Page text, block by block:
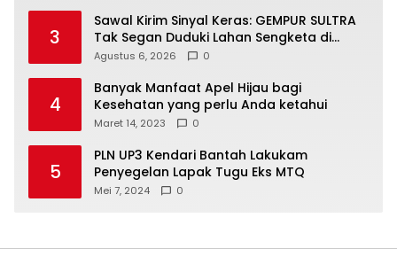
3
Sawal Kirim Sinyal Keras: GEMPUR SULTRA
Tak Segan Duduki Lahan Sengketa di
Puuwatu
Agustus 6, 2026 0
4
Banyak Manfaat Apel Hijau bagi
Kesehatan yang perlu Anda ketahui
Maret 14, 2023 0
5
PLN UP3 Kendari Bantah Lakukam
Penyegelan Lapak Tugu Eks MTQ
Mei 7, 2024 0